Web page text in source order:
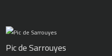
Pic de Sarrouyes